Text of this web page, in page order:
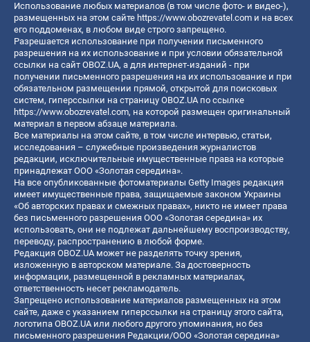
Использование любых материалов (в том числе фото- и видео-),
размещенных на этом сайте https://www.obozrevatel.com и на всех
его поддоменах, в любом виде строго запрещено.
Разрешается использование при получении письменного
разрешения на их использование и при условии обязательной
ссылки на сайт OBOZ.UA, а для интернет-изданий - при
получении письменного разрешения на их использование и при
обязательном размещении прямой, открытой для поисковых
систем, гиперссылки на страницу OBOZ.UA по ссылке
https://www.obozrevatel.com, на которой размещен оригинальный
материал в первом абзаце материала.
Все материалы на этом сайте, в том числе интервью, статьи,
исследования – служебные произведения журналистов
редакции, исключительные имущественные права на которые
принадлежат ООО «Золотая середина».
На все опубликованные фотоматериалы Getty Images редакция
имеет имущественные права, защищаемые законом Украины
«Об авторских правах и смежных правах», никто не имеет права
без письменного разрешения ООО «Золотая середина» их
использовать, они не подлежат дальнейшему воспроизводству,
переводу, распространению в любой форме.
Редакция OBOZ.UA может не разделять точку зрения,
изложенную в авторском материале. За достоверность
информации, размещенной в рекламных материалах,
ответственность несет рекламодатель.
Запрещено использование материалов размещенных на этом
сайте, даже с указанием гиперссылки на страницу этого сайта,
логотипа OBOZ.UA или любого другого упоминания, но без
письменного разрешения Редакции/ООО «Золотая середина»